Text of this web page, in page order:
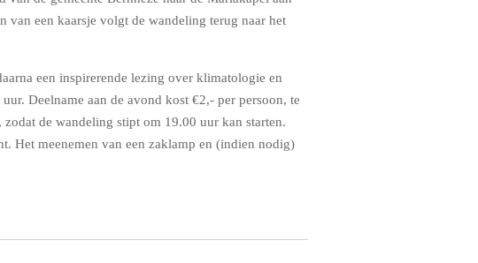
van een kaarsje volgt de wandeling terug naar het
een inspirerende lezing over klimatologie en
Deelname aan de avond kost €2,- per persoon, te
zodat de wandeling stipt om 19.00 uur kan starten.
Het meenemen van een zaklamp en (indien nodig)